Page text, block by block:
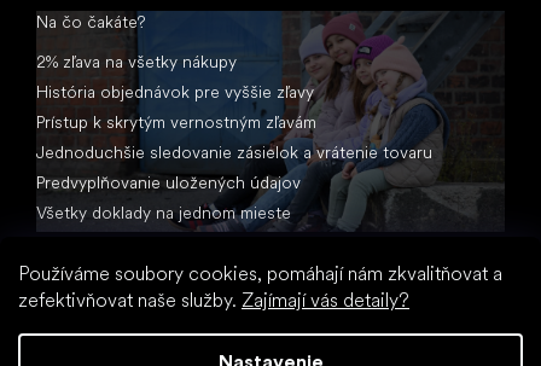
Používáme soubory cookies, pomáhají nám zkvalitňovat a
zefektivňovat naše služby. Zajímají vás detaily?
Na čo čakáte?
2% zľava na všetky nákupy
História objednávok pre vyššie zľavy
Prístup k skrytým vernostným zľavám
Jednoduchšie sledovanie zásielok a vrátenie tovaru
Predvyplňovanie uložených údajov
Všetky doklady na jednom mieste